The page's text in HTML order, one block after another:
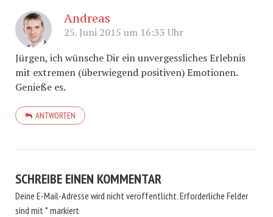
Andreas
25. Juni 2015 um 16:33 Uhr
Jürgen, ich wünsche Dir ein unvergessliches Erlebnis
mit extremen (überwiegend positiven) Emotionen.
Genieße es.
ANTWORTEN
SCHREIBE EINEN KOMMENTAR
Deine E-Mail-Adresse wird nicht veröffentlicht.Erforderliche Felder
sind mit *markiert